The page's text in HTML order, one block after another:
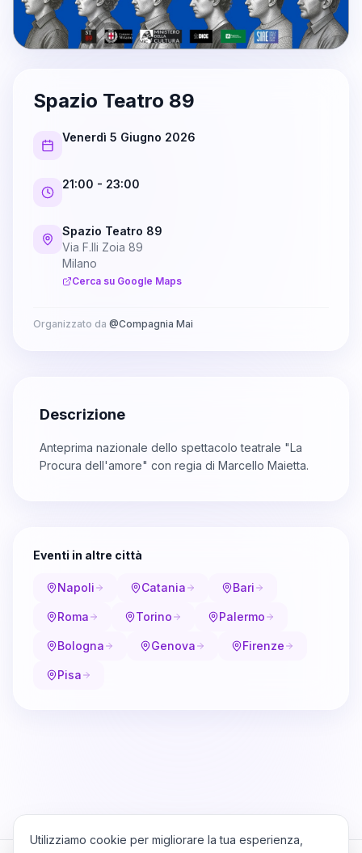
Spazio Teatro 89
Venerdì 5 Giugno 2026
21:00 - 23:00
Spazio Teatro 89
Via F.lli Zoia 89
Milano
Cerca su Google Maps
Organizzato da @Compagnia Mai
Descrizione
Anteprima nazionale dello spettacolo teatrale "La
Procura dell'amore" con regia di Marcello Maietta.
Eventi in altre città
Napoli Catania Bari
Roma Torino Palermo
Bologna Genova Firenze
Pisa
Utilizziamo cookie per migliorare la tua esperienza,